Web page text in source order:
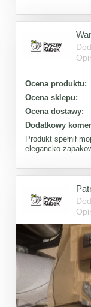
Ocena produktu:
Ocena sklepu:
Ocena dostawy:
Dodatkowy
Produkt spełnił
elegancko